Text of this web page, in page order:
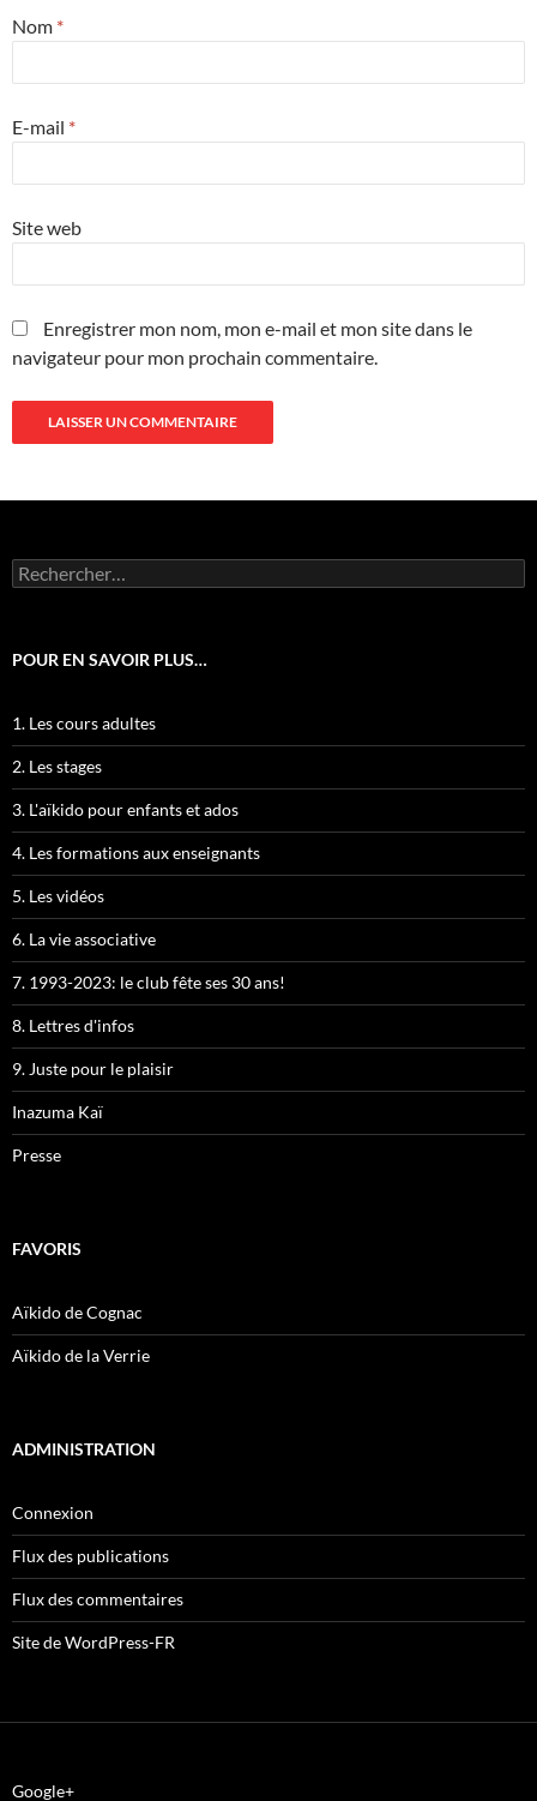
Nom *
E-mail *
Site web
Enregistrer mon nom, mon e-mail et mon site dans le
navigateur pour mon prochain commentaire.
Rechercher :
POUR EN SAVOIR PLUS…
1. Les cours adultes
2. Les stages
3. L'aïkido pour enfants et ados
4. Les formations aux enseignants
5. Les vidéos
6. La vie associative
7. 1993-2023: le club fête ses 30 ans!
8. Lettres d'infos
9. Juste pour le plaisir
Inazuma Kaï
Presse
FAVORIS
Aïkido de Cognac
Aïkido de la Verrie
ADMINISTRATION
Connexion
Flux des publications
Flux des commentaires
Site de WordPress-FR
Google+